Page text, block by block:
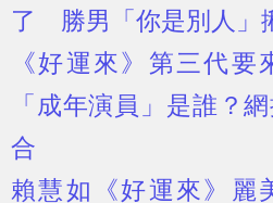
了 勝男「你是別人」
《好運來》第三代要
「成年演員」是誰？
合
賴慧如《好運來》麗